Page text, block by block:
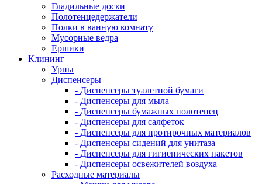
Гладильные доски
Полотенцедержатели
Полки в ванную комнату
Мусорные ведра
Ершики
Клининг
Урны
Диспенсеры
- Диспенсеры туалетной бумаги
- Диспенсеры для мыла
- Диспенсеры бумажных полотенец
- Диспенсеры для салфеток
- Диспенсеры для протирочных материалов
- Диспенсеры сидений для унитаза
- Диспенсеры для гигиенических пакетов
- Диспенсеры освежителей воздуха
Расходные материалы